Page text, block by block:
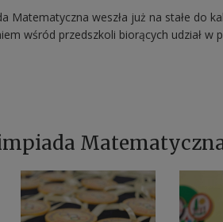
Matematyczna weszła już na stałe do
wśród przedszkoli biorących udział w